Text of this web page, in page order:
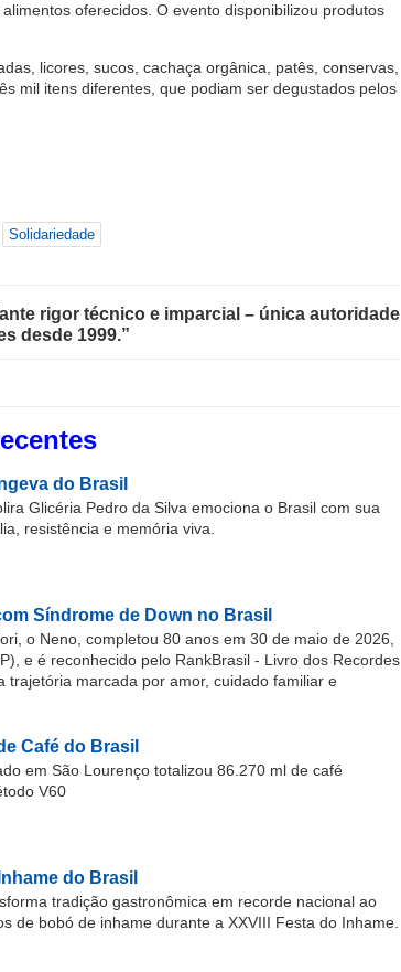
oferecidos. O evento disponibilizou produtos
licores, sucos, cachaça orgânica, patês, conservas,
mil itens diferentes, que podiam ser degustados pelos
Solidariedade
rigor técnico e imparcial – única autoridade
desde 1999.”
do Brasil
Glicéria Pedro da Silva emociona o Brasil com sua
resistência e memória viva.
Síndrome de Down no Brasil
o Neno, completou 80 anos em 30 de maio de 2026,
e é reconhecido pelo RankBrasil - Livro dos Recordes
trajetória marcada por amor, cuidado familiar e
Café do Brasil
em São Lourenço totalizou 86.270 ml de café
V60
do Brasil
tradição gastronômica em recorde nacional ao
de bobó de inhame durante a XXVIII Festa do Inhame.